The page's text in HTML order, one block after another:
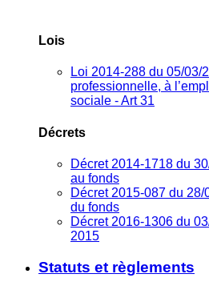
Lois
Loi 2014-288 du 05/03/
professionnelle, à
sociale - Art 31
Décrets
Décret 2014-1718 du
au fonds
Décret 2015-087 du
du fonds
Décret 2016-1306 du
2015
Statuts et règlements